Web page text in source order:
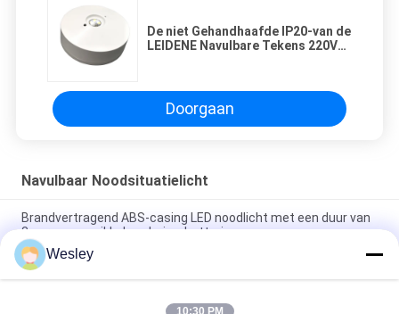
De niet Gehandhaafde IP20-van de
LEIDENE Navulbare Tekens 220V
Doorgaan
Navulbaar Noodsituatielicht
Brandvertragend ABS-casing LED noodlicht met een duur van
3 uur en een nikkel-cadmiumbatterie
Oplaadbaar noodlicht met brandwerend ABS-kas, nikkel-
cadmiumbatterie en 3 uur duur
Wesley
10:30 PM